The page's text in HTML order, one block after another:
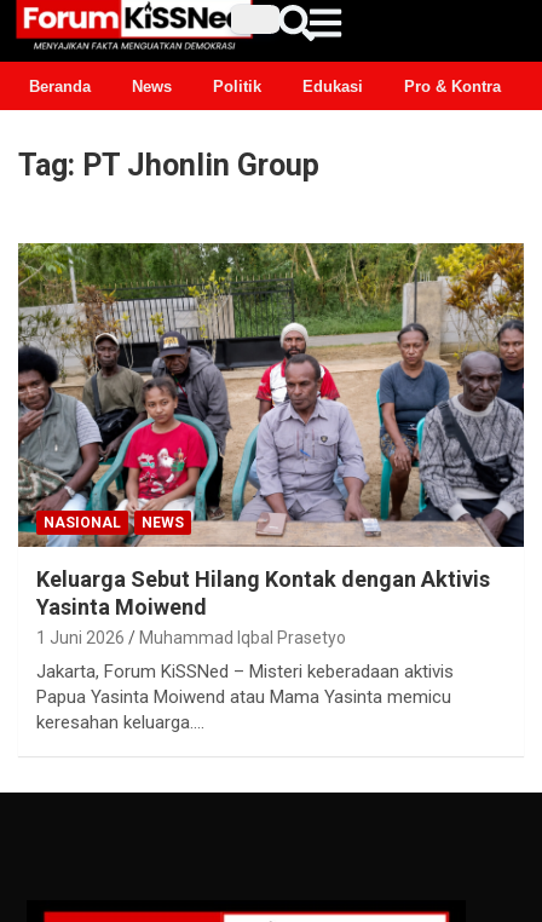
Beranda News Politik Edukasi Pro & Kontra
Tag: PT Jhonlin Group
NASIONAL NEWS
Keluarga Sebut Hilang Kontak dengan Aktivis
Yasinta Moiwend
1 Juni 2026 Muhammad Iqbal Prasetyo
Jakarta, Forum KiSSNed – Misteri keberadaan aktivis
Papua Yasinta Moiwend atau Mama Yasinta memicu
keresahan keluarga.…